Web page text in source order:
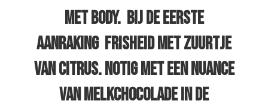
met body. Bij de eerste
aanraking frisheid met zuurtje
van citrus. Notig met een nuance
van melkchocolade in de